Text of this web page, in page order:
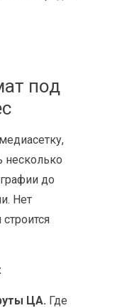
под
несколько
до
Нет
ЦА. Где